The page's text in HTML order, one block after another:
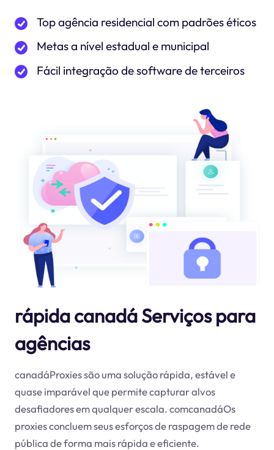
Top agência residencial com padrões éticos
Metas a nível estadual e municipal
Fácil integração de software de terceiros
rápida canadá Serviços para
agências
canadáProxies são uma solução rápida, estável e
quase imparável que permite capturar alvos
desafiadores em qualquer escala. comcanadáOs
proxies concluem seus esforços de raspagem de rede
pública de forma mais rápida e eficiente.